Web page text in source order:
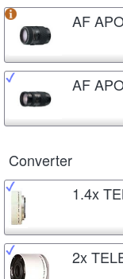
AF
AF
Converter
1.4x
2x